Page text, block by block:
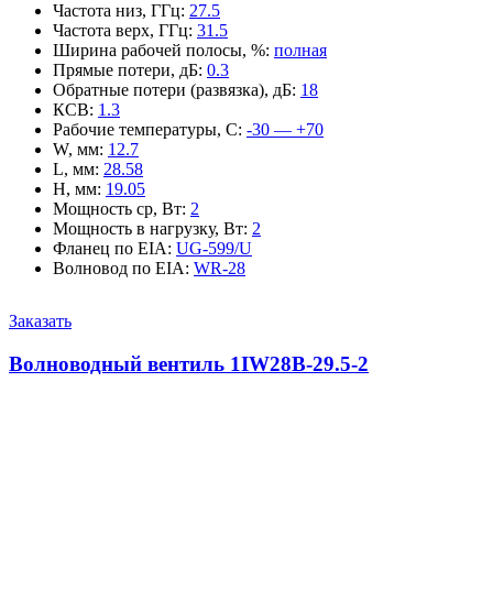
Частота низ, ГГц: 27.5
Частота верх, ГГц: 31.5
Ширина рабочей полосы, %: полная
Прямые потери, дБ: 0.3
Обратные потери (развязка), дБ: 18
КСВ: 1.3
Рабочие температуры, С: -30 — +70
W, мм: 12.7
L, мм: 28.58
H, мм: 19.05
Мощность ср, Вт: 2
Мощность в нагрузку, Вт: 2
Фланец по EIA: UG-599/U
Волновод по EIA: WR-28
Заказать
Волноводный вентиль 1IW28B-29.5-2